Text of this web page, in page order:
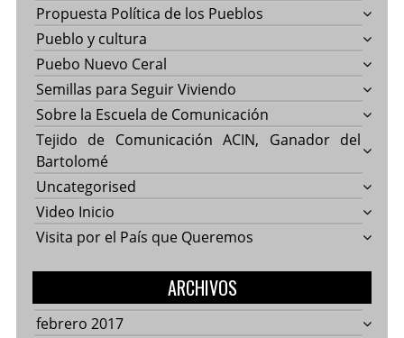
Propuesta Política de los Pueblos
Pueblo y cultura
Puebo Nuevo Ceral
Semillas para Seguir Viviendo
Sobre la Escuela de Comunicación
Tejido de Comunicación ACIN, Ganador del
Bartolomé
Uncategorised
Video Inicio
Visita por el País que Queremos
ARCHIVOS
febrero 2017